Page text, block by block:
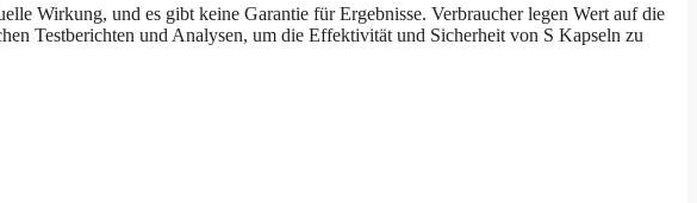
Wirkung, und es gibt keine Garantie für Ergebnisse. Verbraucher legen Wert auf die
Testberichten und Analysen, um die Effektivität und Sicherheit von S Kapseln zu